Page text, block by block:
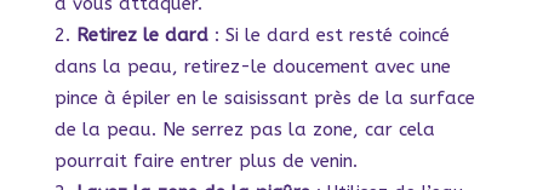
Retirez le dard: Si le dard est resté coincé
dans la peau, retirez-le doucement avec une
pince à épiler en le saisissant près de la surface
de la peau. Ne serrez pas la zone, car cela
pourrait faire entrer plus de venin.